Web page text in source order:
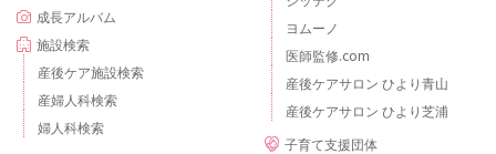
成長アルバム
施設検索
産後ケア施設検索
産婦人科検索
婦人科検索
ヨムーノ
医師監修.com
産後ケアサロン ひより青山
産後ケアサロン ひより芝浦
子育て支援団体